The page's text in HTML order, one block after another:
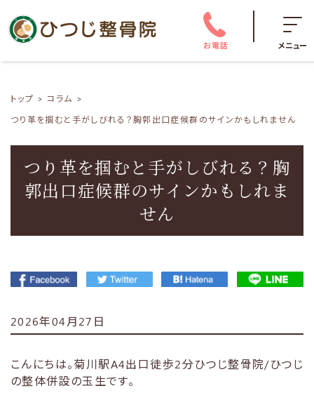
お電話 メニュー
トップ
コラム
つり革を掴むと手がしびれる？胸郭出口症候群のサインかもしれません
つり革を掴むと手がしびれる？胸
郭出口症候群のサインかもしれま
せん
2026年04月27日
こんにちは。菊川駅A4出口徒歩2分ひつじ整骨院/ひつじ
の整体併設の玉生です。